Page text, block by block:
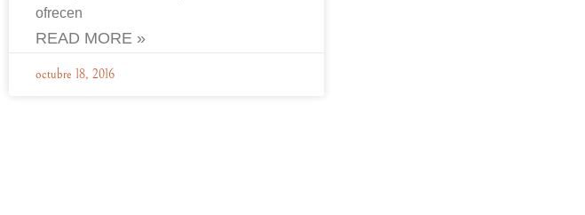
ofrecen
READ MORE »
octubre 18, 2016